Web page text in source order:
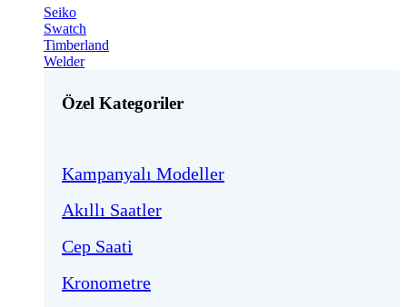
Seiko
Swatch
Timberland
Welder
Özel Kategoriler
Kampanyalı Modeller
Akıllı Saatler
Cep Saati
Kronometre